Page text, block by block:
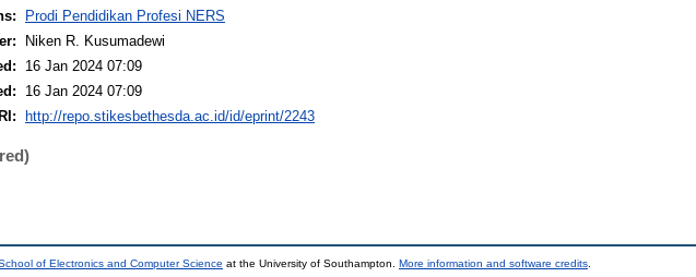
Prodi Pendidikan Profesi NERS
Niken R. Kusumadewi
16 Jan 2024 07:09
16 Jan 2024 07:09
http://repo.stikesbethesda.ac.id/id/eprint/2243
of Electronics and Computer Science at the University of Southampton. More information and software credits